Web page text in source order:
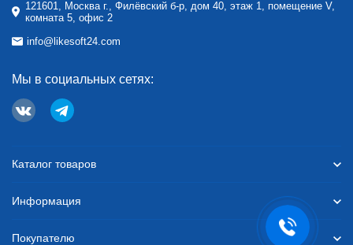
121601, Москва г., Филёвский б-р, дом 40, этаж 1, помещение V,
комната 5, офис 2
info@likesoft24.com
Мы в социальных сетях:
Каталог товаров
Информация
Покупателю